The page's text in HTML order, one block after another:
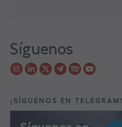
Síguenos
¡SÍGUENOS EN TELEGRAM!